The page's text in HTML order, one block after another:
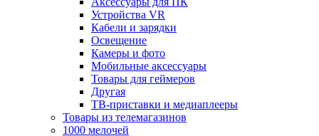
Устройства VR
Кабели и зарядки
Освещение
Камеры и фото
Мобильные аксессуары
Товары для геймеров
Другая
ТВ-приставки и медиаплееры
Товары из телемагазинов
1000 мелочей